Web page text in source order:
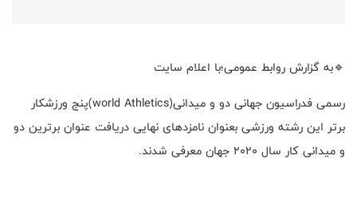
🔹به گزارش روابط عمومی؛با اعلام سایت
رسمی فدراسیون جهانی دو و میدانی(world Athletics)پنج ورزشکار
برتر این رشته ورزشی بعنوان نامزدهای نهایی دریافت عنوان برترین دو
و میدانی کار سال ۲۰۲۰ جهان معرفی شدند.